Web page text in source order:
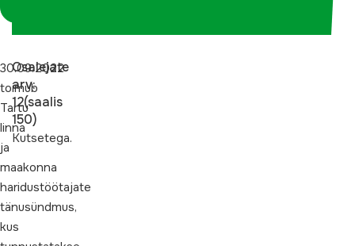
30.09.2022
toimub
Tartu
linna
ja
maakonna
haridustöötajate
tänusündmus,
kus
Osalejate
arv:
12(saalis
150)
Kutsetega.